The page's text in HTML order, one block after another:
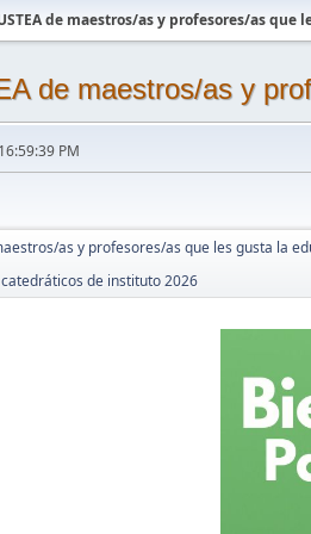
de maestros/as y profesores/as que
de maestros/as y
PM
as y profesores/as que les gusta la
de instituto 2026